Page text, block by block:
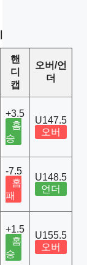
핸
디
캡
오버/언
더
+3.5
홈
승
U147.5
오버
-7.5
홈
패
U148.5
언더
+1.5
홈
승
U155.5
오버